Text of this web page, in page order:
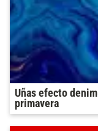
Uñas efecto
primavera